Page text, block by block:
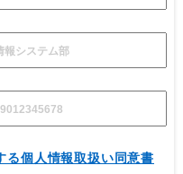
る個人情報取扱い同意書